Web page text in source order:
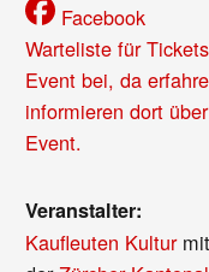
Facebook
Warteliste für
Event bei, da
informieren dort
Event.
Veranstalter:
Kaufleuten Kulturmit